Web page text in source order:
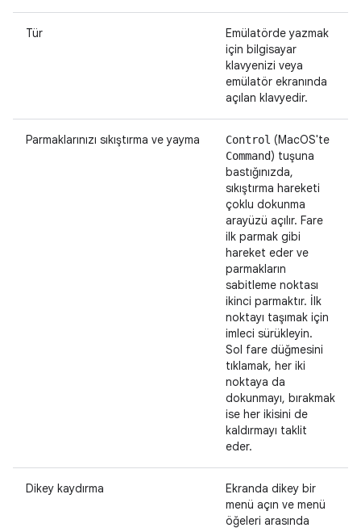
Tür
Emülatörde yazmak
için bilgisayar
klavyenizi veya
emülatör ekranında
açılan klavyedir.
Parmaklarınızı sıkıştırma ve yayma Control (MacOS'te
Command) tuşuna
bastığınızda,
sıkıştırma hareketi
çoklu dokunma
arayüzü açılır. Fare
ilk parmak gibi
hareket eder ve
parmakların
sabitleme noktası
ikinci parmaktır. İlk
noktayı taşımak için
imleci sürükleyin.
Sol fare düğmesini
tıklamak, her iki
noktaya da
dokunmayı, bırakmak
ise her ikisini de
kaldırmayı taklit
eder.
Dikey kaydırma
Ekranda dikey bir
menü açın ve menü
öğeleri arasında